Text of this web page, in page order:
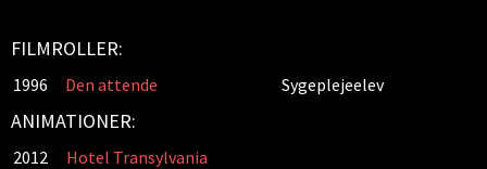
FILMROLLER:
1996 Den attende Sygeplejeelev
ANIMATIONER:
2012 Hotel Transylvania